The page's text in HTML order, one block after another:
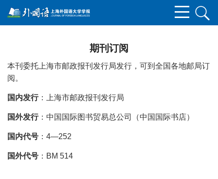
期刊订阅
本刊委托上海市邮政报刊发行局发行，可到全国各地邮局订
阅。
国内发行：上海市邮政报刊发行局
国外发行：中国国际图书贸易总公司（中国国际书店）
国内代号 ：4—252
国外代号 ：BM 514